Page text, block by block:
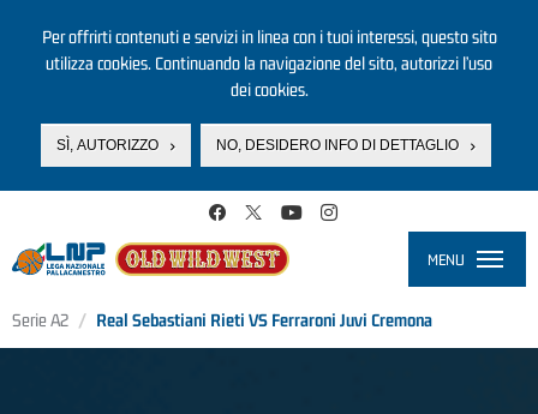
Per offrirti contenuti e servizi in linea con i tuoi interessi, questo sito
utilizza cookies. Continuando la navigazione del sito, autorizzi l’uso
dei cookies.
SÌ, AUTORIZZO NO, DESIDERO INFO DI DETTAGLIO
MENU
Serie A2 Real Sebastiani Rieti VS Ferraroni Juvi Cremona